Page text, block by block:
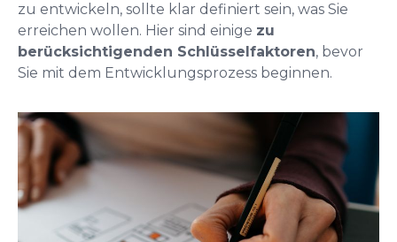
zu entwickeln, sollte klar definiert sein, was Sie
erreichen wollen. Hier sind einige zu
berücksichtigenden Schlüsselfaktoren, bevor
Sie mit dem Entwicklungsprozess beginnen.